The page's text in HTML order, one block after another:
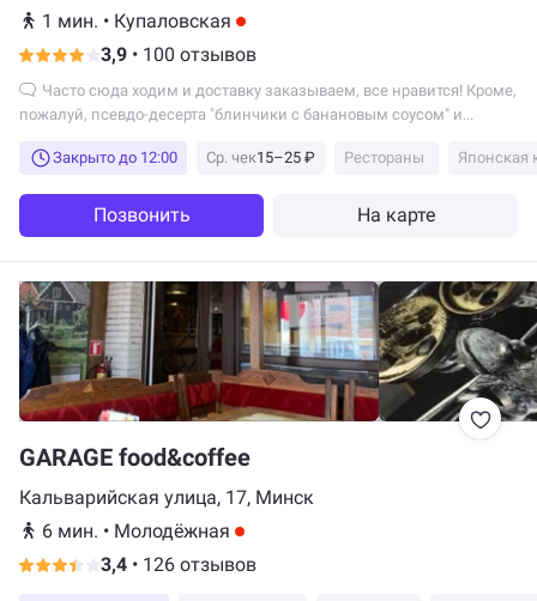
1 мин. • Купаловская
3,9 • 100 отзывов
пожалуй, псевдо-десерта "блинчики с банановым соусом" и...
Закрыто до 12:00 Ср. чек15–25 ₽ Рестораны Японская
Позвонить На карте
GARAGE food&coffee
Кальварийская улица, 17, Минск
6 мин. • Молодёжная
3,4 • 126 отзывов